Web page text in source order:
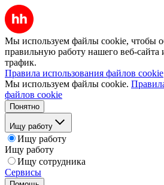
Мы используем файлы cookie, чтобы
правильную работу нашего веб-сайта
трафик.
Правила использования файлов cookie
Мы используем файлы cookie.
файлов cookie
Понятно
Ищу работу
Ищу работу
Ищу работу
Ищу сотрудника
Сервисы